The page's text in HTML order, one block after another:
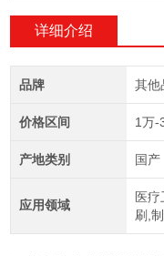
详细介绍
品牌 其他
价格区间 1万-
产地类别 国产
应用领域
医
刷,